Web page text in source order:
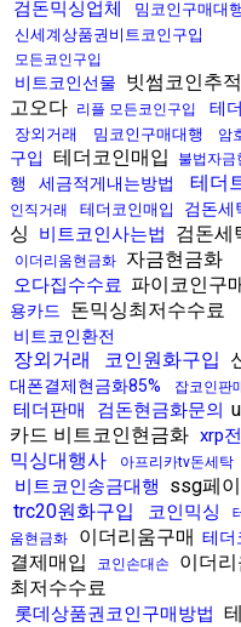
검돈믹싱업체 밈코인구매대
신세계상품권비트코인구입
모든코인구입
비트코인선물 빗썸코인추적
고오다 리플 모든코인구입 테
장외거래 밈코인구매대행 암
구입
테더코인매입 불법자금
행
세금적게내는방법 테더
인직거래
테더코인매입 검돈세
싱
비트코인사는법 검돈세
이더리움현금화 자금현금화
오다집수수료 파이코인구
용카드
돈믹싱최저수수료
비트코인환전
장외거래 코인원화구입
대폰결제현금화85%
잡코인판
테더판매 검돈현금화문의
카드 비트코인현금화 xrp
믹싱대행사
아프리카tv돈세탁
비트코인송금대행 ssg페
trc20원화구입 코인믹싱
움현금화
이더리움구매 테더
결제매입
코인손대손 이더
최저수수료
롯데상품권코인구매방법